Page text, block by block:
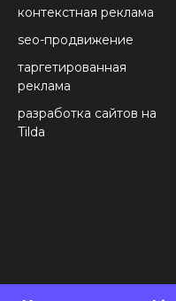
контекстная реклама
seo-продвижение
таргетированная
реклама
разработка сайтов на
Tilda